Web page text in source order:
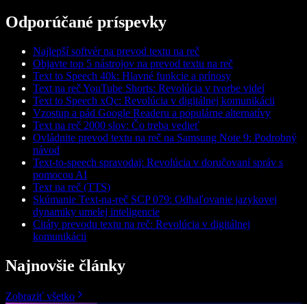
Odporúčané príspevky
Najlepší softvér na prevod textu na reč
Objavte top 5 nástrojov na prevod textu na reč
Text to Speech 40k: Hlavné funkcie a prínosy
Text na reč YouTube Shorts: Revolúcia v tvorbe videí
Text to Speech xQc: Revolúcia v digitálnej komunikácii
Vzostup a pád Google Readeru a populárne alternatívy
Text na reč 2000 slov: Čo treba vedieť
Ovládnite prevod textu na reč na Samsung Note 9: Podrobný
návod
Text-to-speech spravodaj: Revolúcia v doručovaní správ s
pomocou AI
Text na reč (TTS)
Skúmanie Text-na-reč SCP 079: Odhaľovanie jazykovej
dynamiky umelej inteligencie
Citáty prevodu textu na reč: Revolúcia v digitálnej
komunikácii
Najnovšie články
Zobraziť všetko